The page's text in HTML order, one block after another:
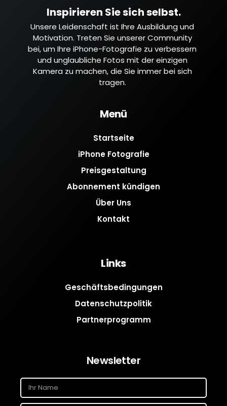
Inspirieren Sie sich selbst.
Unsere Leidenschaft ist Ihre Ausbildung und
Motivation. Treten Sie unserer Community
bei, um Ihre iPhone-Fotografie zu verbessern
und unglaubliche Fotos mit der einzigen
Kamera zu machen, die Sie immer bei sich
tragen.
Menü
Startseite
iPhone Fotografie
Preisgestaltung
Abonnement kündigen
Über Uns
Kontakt
Links
Geschäftsbedingungen
Datenschutzpolitik
Partnerprogramm
Newsletter